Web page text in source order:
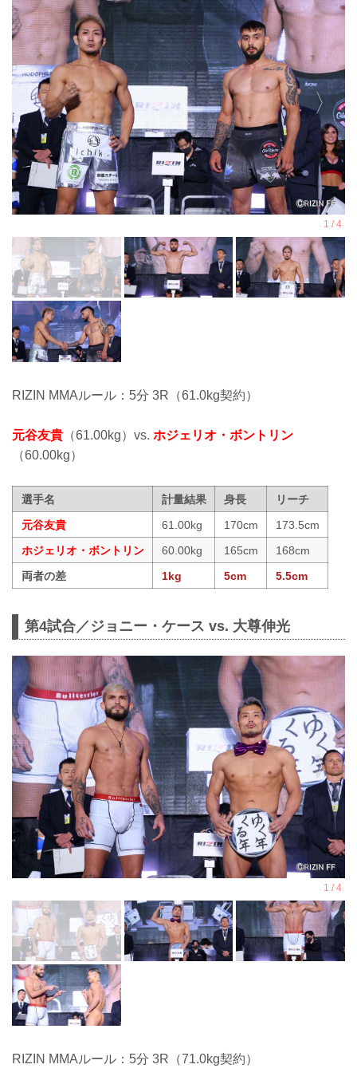
RIZIN MMAルール：5分 3R（61.0kg契約）
元谷友貴 （61.00kg）vs. ホジェリオ・ボントリン
（60.00kg）
選手名 計量結果 身長
リーチ
元谷友貴
61.00kg 170cm
173.5cm
ホジェリオ・ボントリン
60.00kg 165cm
168cm
両者の差
1kg 5cm 5.5cm
第4試合／ジョニー・ケース vs. 大尊伸光
RIZIN MMAルール：5分 3R（71.0kg契約）